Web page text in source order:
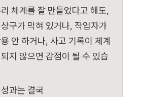
체계를 잘 만들었다고 해도,
구가 막혀 있거나, 작업자가
안 하거나, 사고 기록이 체계
지 않으면 감점이 될 수 있습
과는 결국